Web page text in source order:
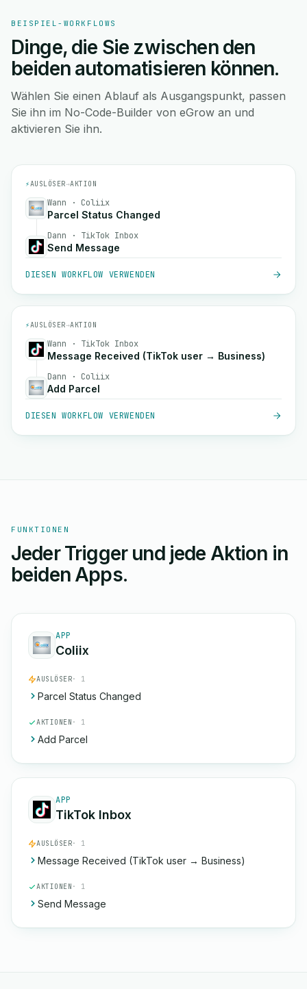
BEISPIEL-WORKFLOWS
Dinge, die Sie zwischen den
beiden automatisieren können.
Wählen Sie einen Ablauf als Ausgangspunkt, passen
Sie ihn im No-Code-Builder von eGrow an und
aktivieren Sie ihn.
⚡AUSLÖSER→AKTION
Wann · Coliix
Parcel Status Changed
Dann · TikTok Inbox
Send Message
DIESEN WORKFLOW VERWENDEN
⚡AUSLÖSER→AKTION
Wann · TikTok Inbox
Message Received (TikTok user → Business)
Dann · Coliix
Add Parcel
DIESEN WORKFLOW VERWENDEN
FUNKTIONEN
Jeder Trigger und jede Aktion in
beiden Apps.
APP
Coliix
AUSLÖSER· 1
Parcel Status Changed
AKTIONEN · 1
Add Parcel
APP
TikTok Inbox
AUSLÖSER· 1
Message Received (TikTok user → Business)
AKTIONEN · 1
Send Message